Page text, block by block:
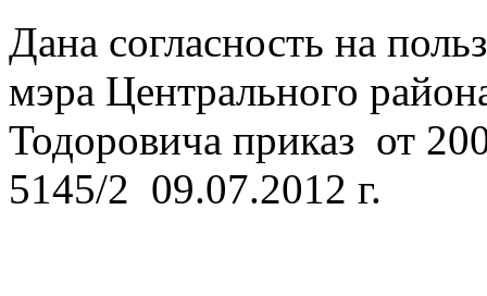
Дана согласность на
мэра Центрального
Тодоровича приказ от
5145/2 09.07.2012 г.